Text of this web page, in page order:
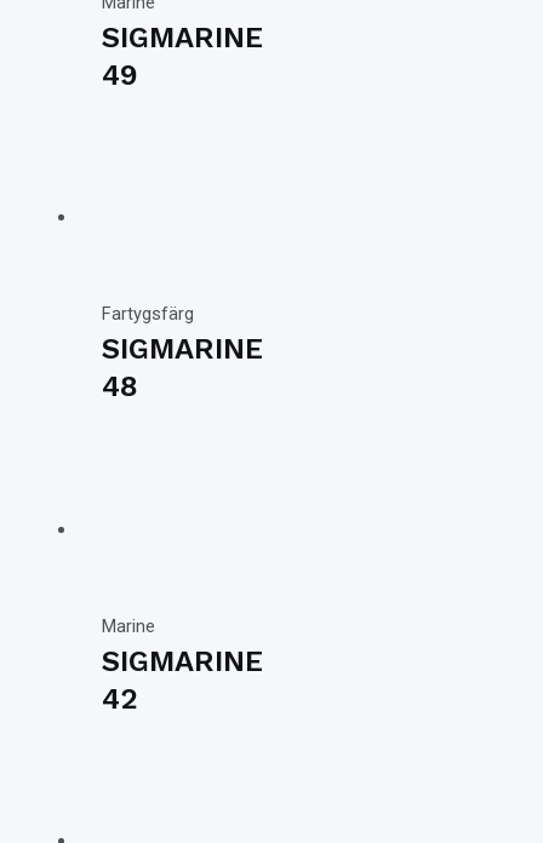
SIGMARINE
49
Fartygsfärg
SIGMARINE
48
Marine
SIGMARINE
42